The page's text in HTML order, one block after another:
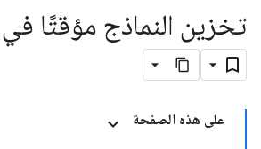
تخزين النماذج مؤقتًا
على هذه الصفحة